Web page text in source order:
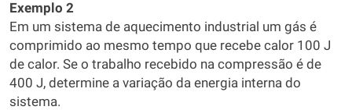
Exemplo 2
Em um sistema de aquecimento industrial um gás é
comprimido ao mesmo tempo que recebe calor 100 J
de calor. Se o trabalho recebido na compressão é de
400 J, determine a variação da energia interna do
sistema.